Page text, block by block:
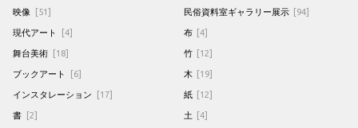
映像 [51]
現代アート [4]
舞台美術 [18]
ブックアート [6]
インスタレーション [17]
書 [2]
民俗資料室ギャラリー展示 [94]
布 [4]
竹 [12]
木 [19]
紙 [12]
土 [4]